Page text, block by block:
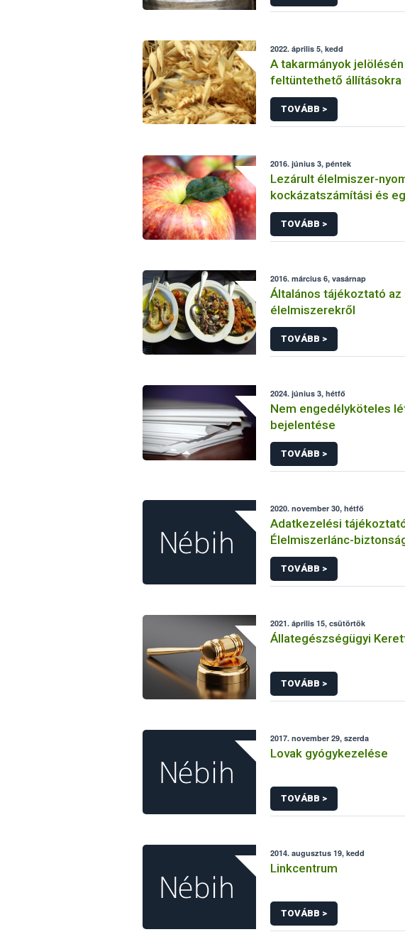
2022. április 5, kedd
A takarmányok jelölésén
feltüntethető állításokra
előírások
TOVÁBB >
2016. június 3, péntek
Lezárult élelmiszer-
kockázatszámítási és
kutatások
TOVÁBB >
2016. március 6, vasárnap
Általános tájékoztató az
élelmiszerekről
TOVÁBB >
2024. június 3, hétfő
Nem engedélyköteles
bejelentése
TOVÁBB >
2020. november 30, hétfő
Adatkezelési
Élelmiszerlánc-
Ügyfélprofil Rendszerben
állatgyógyászati
témakörben közhatalmi
TOVÁBB >
2021. április 15, csütörtök
Állategészségügyi
TOVÁBB >
2017. november 29, szerda
Lovak gyógykezelése
TOVÁBB >
2014. augusztus 19, kedd
Linkcentrum
TOVÁBB >